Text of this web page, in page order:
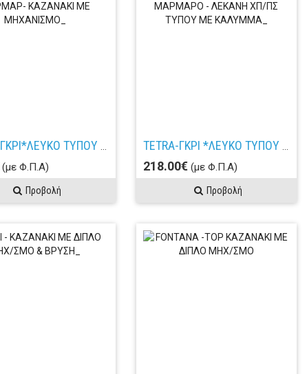
(με Φ.Π.Α)
Προβολή
218.00€ (με Φ.Π.Α)
Προβολή